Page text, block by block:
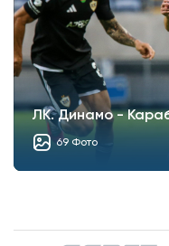
ЛК. Динамо -
69 Фото